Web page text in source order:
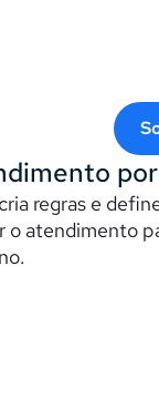
regras e
o atendimento